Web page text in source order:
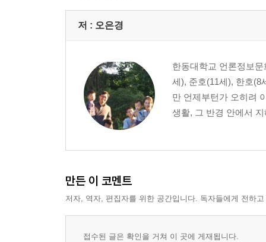
저 : 오은경
한동대학교 언론정보
세), 준호(11세), 한호(8
만 언제부턴가 오히려
생활, 그 반경 안에서
만든 이 코멘트
저자, 역자, 편집자를 위한 공간입니다. 독자들에게 전하
접수된 글은 확인을 거쳐 이 곳에 게재됩니다.